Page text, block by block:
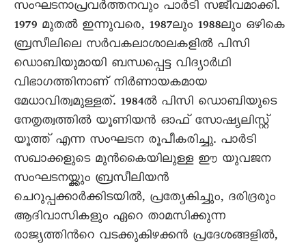
സംഘടനാപ്രവര്‍ത്തനവും പാര്‍ടി സജീവമാക്കി.
1979 മുതല്‍ ഇന്നുവരെ, 1987ലും 1988ലും ഒഴികെ
ബ്രസീലിലെ സര്‍വകലാശാലകളില്‍ പിസി
ഡൊബിയുമായി ബന്ധപ്പെട്ട വിദ്യാര്‍ഥി
വിഭാഗത്തിനാണ് നിര്‍ണായകമായ
മേധാവിത്വമുള്ളത്. 1984ല്‍ പിസി ഡൊബിയുടെ
നേതൃത്വത്തില്‍ യൂണിയന്‍ ഓഫ് സോഷ്യലിസ്റ്റ്
യൂത്ത് എന്ന സംഘടന രൂപീകരിച്ചു. പാര്‍ടി
സഖാക്കളുടെ മുന്‍കൈയിലുള്ള ഈ യുവജന
സംഘടനയ്ക്കും ബ്രസീലിയന്‍
ചെറുപ്പക്കാര്‍ക്കിടയില്‍, പ്രത്യേകിച്ചും, ദരിദ്രരും
ആദിവാസികളും ഏറെ താമസിക്കുന്ന
രാജ്യത്തിന്‍റെ വടക്കുകിഴക്കന്‍ പ്രദേശങ്ങളില്‍,